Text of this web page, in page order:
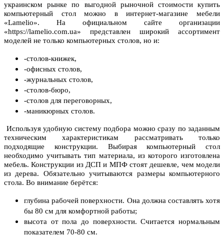
украинском рынке по выгодной рыночной стоимости купить
компьютерный стол можно в интернет-магазине мебели
«Lamelio». На официальном сайте организации
«https://lamelio.com.ua» представлен широкий ассортимент
моделей не только компьютерных столов, но и:
-cтолов-книжек,
-офисных столов,
-журнальных столов,
-столов-бюро,
-столов для переговорных,
-маникюрных столов.
Используя удобную систему подбора можно сразу по заданным
техническим характеристикам рассматривать только
подходящие конструкции. Выбирая компьютерный стол
необходимо учитывать тип материала, из которого изготовлена
мебель. Конструкции из ДСП и МПФ стоят дешевле, чем модели
из дерева. Обязательно учитываются размеры компьютерного
стола. Во внимание берётся:
глубина рабочей поверхности. Она должна составлять хотя
бы 80 см для комфортной работы;
высота от пола до поверхности. Считается нормальным
показателем 70-80 см.